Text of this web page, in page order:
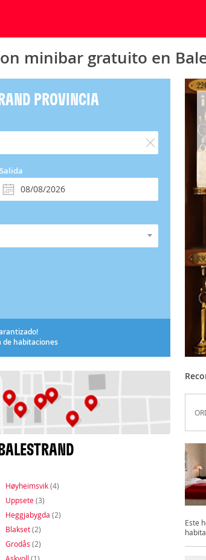
minibar gratuito en
PROVINCIA
Salida
habitaciones
Høyheimsvik(4)
Uppsete(3)
Heggjabygda (2)
Blakset(2)
Grodås (2)
Este